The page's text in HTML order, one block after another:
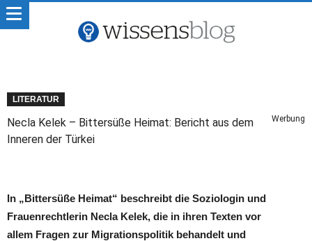
LITERATUR
Necla Kelek – Bittersüße Heimat: Bericht aus dem
Inneren der Türkei
Werbung
In „Bittersüße Heimat“ beschreibt die Soziologin und
Frauenrechtlerin Necla Kelek, die in ihren Texten vor
allem Fragen zur Migrationspolitik behandelt und